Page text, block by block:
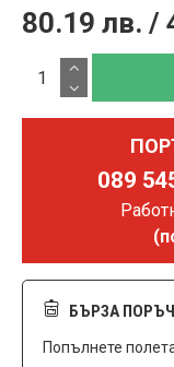
80.19 лв. /
089
БЪРЗА
Попълнете